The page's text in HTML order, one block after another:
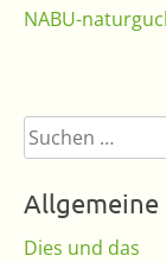
NABU-
Suchen
nach:
Allgemeine
Dies und das